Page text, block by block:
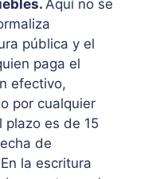
Aquí no se
pública y el
paga el
efectivo,
por cualquier
plazo es de 15
de
la escritura